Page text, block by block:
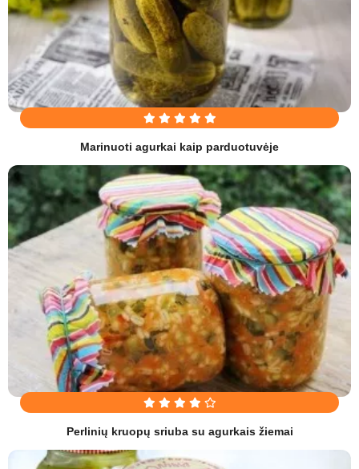
Marinuoti agurkai kaip parduotuvėje
Perlinių kruopų sriuba su agurkais žiemai